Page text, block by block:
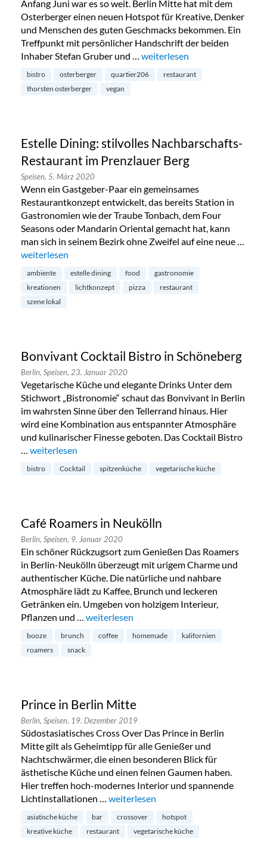
Anfang Juni war es so weit. Berlin Mitte hat mit dem
Osterberger einen neuen Hotspot für Kreative, Denker
und Menschen des guten Geschmacks bekommen. Ein
Treffpunkt mit persönlicher Handschrift der beiden
Inhaber Stefan Gruber und … „Neueröffnung: Restaurant
weiterlesen
bistro osterberger quartier206
restaurant
thorsten osterberger
vegan
Estelle Dining: stilvolles Nachbarschafts-
Restaurant im Prenzlauer Berg
Speisen, 5. März 2020
Wenn ein Gastgeber-Paar ein gemeinsames
Restaurantkonzept entwickelt, das bereits Station in
Gastronomien wie der Traube Tonbach, dem Four
Seasons oder Mandarin Oriental gemacht hat, kann
man sich in seinem Bezirk ohne Zweifel auf eine neue …
„Estelle Dining: stilvolles Nachbarschafts-Restaurant im
weiterlesen
ambiente estelle dining food
gastronomie
kreationen
lichtkonzept pizza
restaurant
szene lokal
Bonvivant Cocktail Bistro in Schöneberg
Berlin, Speisen, 23. Januar 2020
Vegetarische Küche und elegante Drinks Unter dem
Stichwort „Bistronomie“ schaut das Bonvivant in Berlin
im wahrsten Sinne über den Tellerrand hinaus. Hier
wird eine Kombination aus entspannter Atmosphäre
und kulinarischer Finesse geboten. Das Cocktail Bistro
… „Bonvivant Cocktail Bistro in Schöneberg“
weiterlesen
bistro Cocktail spitzenküche vegetarische küche
Café Roamers in Neukölln
Berlin, Speisen, 9. Januar 2020
Ein schöner Rückzugsort zum Genießen Das Roamers
in Berlin-Neukölln überzeugt mit urigem Charme und
authentischer Küche. Die natürliche und nahbare
Atmosphäre lädt zu Kaffee, Brunch und leckeren
Getränken ein. Umgeben von holzigem Interieur,
Pflanzen und … „Café Roamers in Neukölln“
weiterlesen
booze brunch coffee homemade
kalifornien
roamers
snack
Prince in Berlin Mitte
Berlin, Speisen, 19. Dezember 2019
Südostasiatisches Cross Over Das Prince in Berlin
Mitte gilt als Geheimtipp für alle Genießer und
Nachtschwärmer, die einen besonderen Blick für
ästhetische Küche und einen feinen Gaumen haben.
Hier treffen hoch-modernes Interior und spannende
Lichtinstallationen … „Prince in Berlin Mitte“
weiterlesen
asiatische küche bar crossover
hotspot
kreative küche
restaurant vegetarische küche